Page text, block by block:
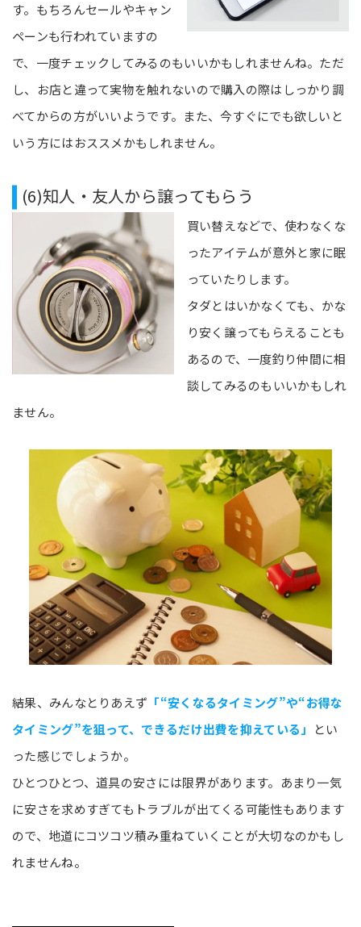
す。もちろんセールやキャン
ペーンも行われていますの
で、一度チェックしてみるのもいいかもしれませんね。ただ
し、お店と違って実物を触れないので購入の際はしっかり調
べてからの方がいいようです。また、今すぐにでも欲しいと
いう方にはおススメかもしれません。
(6)知人・友人から譲ってもらう
買い替えなどで、使わなくな
ったアイテムが意外と家に眠
っていたりします。
タダとはいかなくても、かな
り安く譲ってもらえることも
あるので、一度釣り仲間に相
談してみるのもいいかもしれ
ません。
結果、みんなとりあえず 「“安くなるタイミング”や“お得な
タイミング”を狙って、できるだけ出費を抑えている」
とい
った感じでしょうか。
ひとつひとつ、道具の安さには限界があります。あまり一気
に安さを求めすぎてもトラブルが出てくる可能性もあります
ので、地道にコツコツ積み重ねていくことが大切なのかもし
れませんね。